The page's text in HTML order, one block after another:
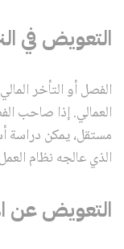
التعويض في
الفصل أو التأخر
العمالي. إذا صاحب
مستقل، يمكن
الذي عالجه نظام
التعويض عن